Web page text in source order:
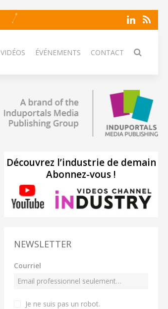
VIDÉOS ÉVÉNEMENTS CONTACT
Découvrez l’industrie de demain
Abonnez-vous !
NEWSLETTER
Courriel
Je ne suis pas un robot.